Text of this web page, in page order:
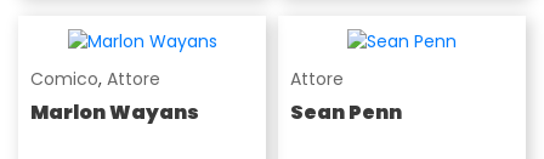
Comico, Attore
Marlon Wayans
Attore
Sean Penn